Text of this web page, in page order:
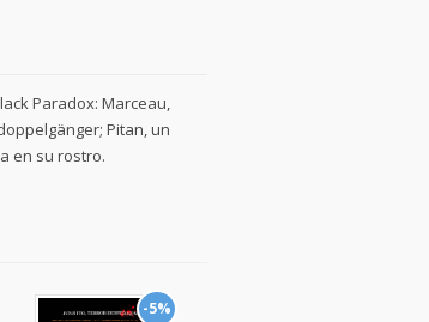
Paradox: Marceau,
Pitan, un
en su rostro.
-5%